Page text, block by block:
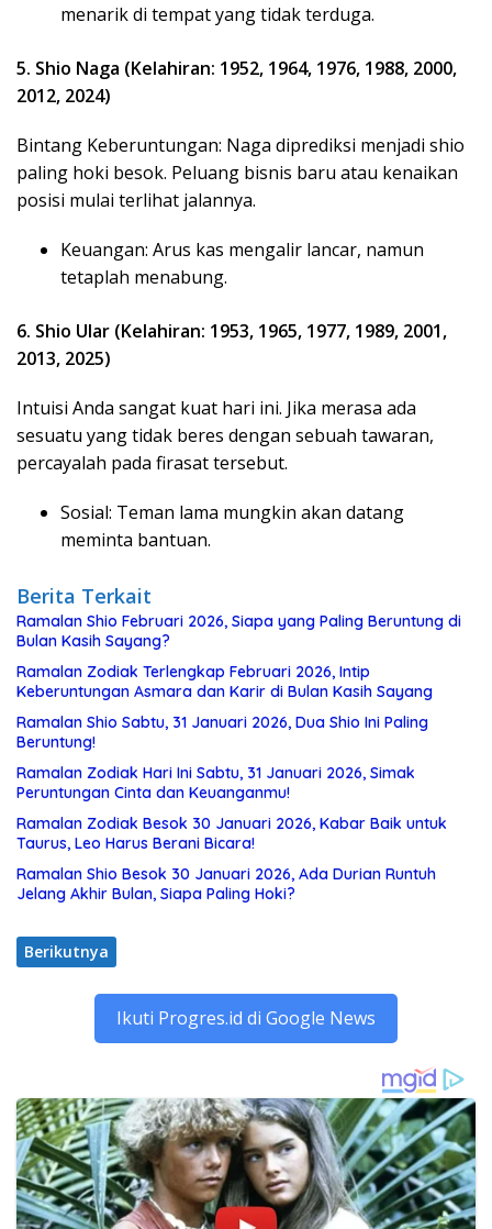
menarik di tempat yang tidak terduga.
5. Shio Naga (Kelahiran: 1952, 1964, 1976, 1988, 2000,
2012, 2024)
Bintang Keberuntungan: Naga diprediksi menjadi shio
paling hoki besok. Peluang bisnis baru atau kenaikan
posisi mulai terlihat jalannya.
Keuangan: Arus kas mengalir lancar, namun
tetaplah menabung.
6. Shio Ular (Kelahiran: 1953, 1965, 1977, 1989, 2001,
2013, 2025)
Intuisi Anda sangat kuat hari ini. Jika merasa ada
sesuatu yang tidak beres dengan sebuah tawaran,
percayalah pada firasat tersebut.
Sosial: Teman lama mungkin akan datang
meminta bantuan.
Berita Terkait
Ramalan Shio Februari 2026, Siapa yang Paling Beruntung di
Bulan Kasih Sayang?
Ramalan Zodiak Terlengkap Februari 2026, Intip
Keberuntungan Asmara dan Karir di Bulan Kasih Sayang
Ramalan Shio Sabtu, 31 Januari 2026, Dua Shio Ini Paling
Beruntung!
Ramalan Zodiak Hari Ini Sabtu, 31 Januari 2026, Simak
Peruntungan Cinta dan Keuanganmu!
Ramalan Zodiak Besok 30 Januari 2026, Kabar Baik untuk
Taurus, Leo Harus Berani Bicara!
Ramalan Shio Besok 30 Januari 2026, Ada Durian Runtuh
Jelang Akhir Bulan, Siapa Paling Hoki?
Berikutnya
Ikuti Progres.id di Google News